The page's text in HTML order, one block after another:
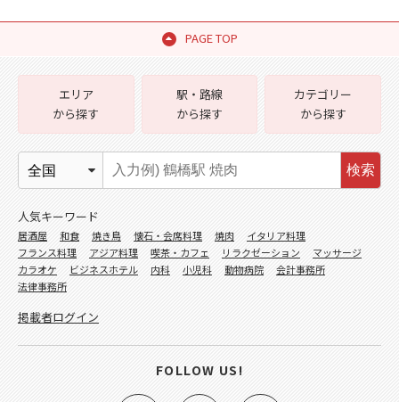
PAGE TOP
エリア
から探す
駅・路線
から探す
カテゴリー
から探す
検索
人気キーワード
居酒屋 和食 焼き鳥 懐石・会席料理 焼肉
イタリア料理
フランス料理
アジア料理 喫茶・カフェ リラクゼーション
マッサージ
カラオケ
ビジネスホテル 内科 小児科 動物病院
会計事務所
法律事務所
掲載者ログイン
FOLLOW US!